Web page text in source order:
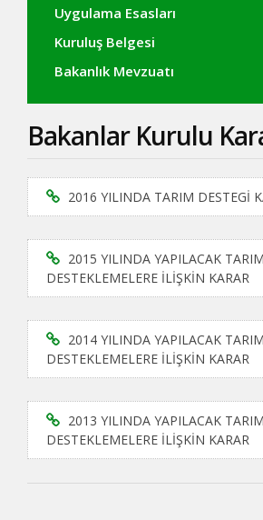
Uygulama Esasları
Kuruluş Belgesi
Bakanlık Mevzuatı
Bakanlar Kurulu
2016 YILINDA TARIM DESTEGİ
2015 YILINDA YAPILACAK
DESTEKLEMELERE İLİŞKİN KARAR
2014 YILINDA YAPILACAK
DESTEKLEMELERE İLİŞKİN KARAR
2013 YILINDA YAPILACAK
DESTEKLEMELERE İLİŞKİN KARAR